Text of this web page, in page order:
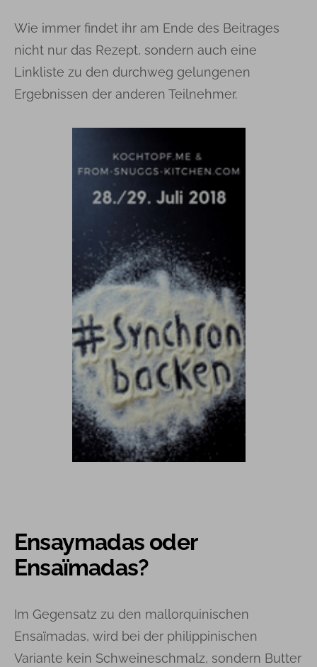
Wie immer findet ihr am Ende des Beitrages
nicht nur das Rezept, sondern auch eine
Linkliste zu den durchweg gelungenen
Ergebnissen der anderen Teilnehmer.
Ensaymadas oder
Ensaïmadas?
Im Gegensatz zu den mallorquinischen
Ensaïmadas, wird bei der philippinischen
Variante kein Schweineschmalz, sondern Butter